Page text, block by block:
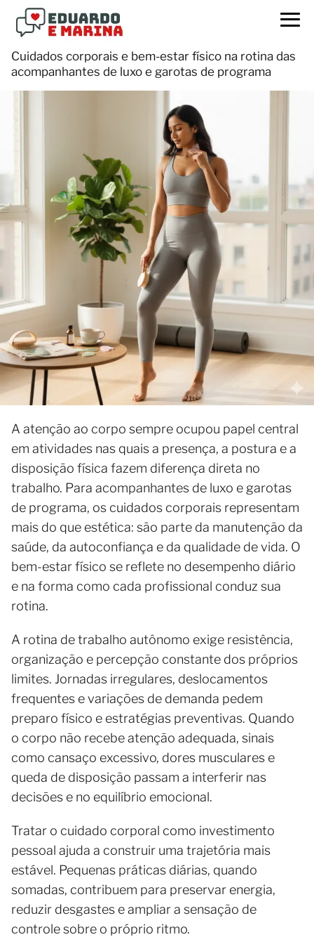
Cuidados corporais e bem-estar físico na rotina das
acompanhantes de luxo e garotas de programa
A atenção ao corpo sempre ocupou papel central
em atividades nas quais a presença, a postura e a
disposição física fazem diferença direta no
trabalho. Para acompanhantes de luxo e garotas
de programa, os cuidados corporais representam
mais do que estética: são parte da manutenção da
saúde, da autoconfiança e da qualidade de vida. O
bem-estar físico se reflete no desempenho diário
e na forma como cada profissional conduz sua
rotina.
A rotina de trabalho autônomo exige resistência,
organização e percepção constante dos próprios
limites. Jornadas irregulares, deslocamentos
frequentes e variações de demanda pedem
preparo físico e estratégias preventivas. Quando
o corpo não recebe atenção adequada, sinais
como cansaço excessivo, dores musculares e
queda de disposição passam a interferir nas
decisões e no equilíbrio emocional.
Tratar o cuidado corporal como investimento
pessoal ajuda a construir uma trajetória mais
estável. Pequenas práticas diárias, quando
somadas, contribuem para preservar energia,
reduzir desgastes e ampliar a sensação de
controle sobre o próprio ritmo.